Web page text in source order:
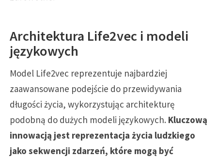
Architektura Life2vec i modeli
językowych
Model Life2vec reprezentuje najbardziej
zaawansowane podejście do przewidywania
długości życia, wykorzystując architekturę
podobną do dużych modeli językowych. Kluczową
innowacją jest reprezentacja życia ludzkiego
jako sekwencji zdarzeń, które mogą być